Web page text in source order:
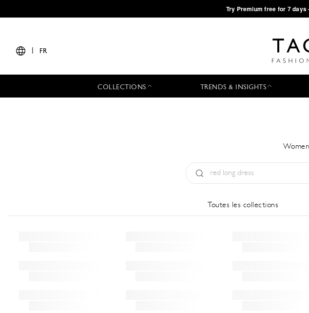
·Try Premium free for 7
FR
COLLECTIONS TRENDS & INSIGHTS
Toutes les collections